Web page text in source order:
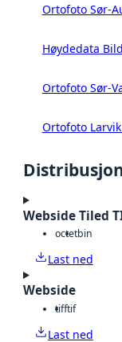
Ortofoto Sør-
Høydedata
Ortofoto Sør-
Ortofoto
Webside Tiled
octetbin
Last ned
Webside
tifftif
Last ned